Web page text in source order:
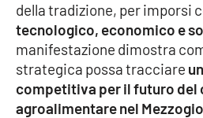
Economia e Lavoro
Politica
Sanità
della tradizione, per imporsi
tecnologico, economico e
manifestazione dimostra
strategica possa tracciare
competitiva per il futuro del
agroalimentare nel